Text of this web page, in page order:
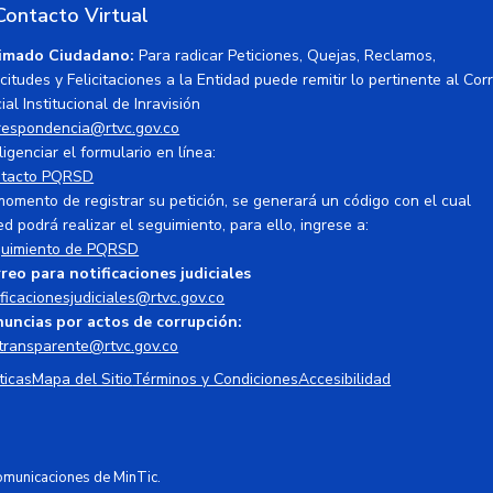
Virtual
Ciudadano: Para radicar Peticiones, Quejas, Reclamos,
y Felicitaciones a la Entidad puede remitir lo pertinente al
Institucional de Inravisión
el formulario en línea:
PQRSD
de registrar su petición, se generará un código con el cual
podrá realizar el seguimiento, para ello, ingrese a:
de PQRSD
para notificaciones judiciales
por actos de corrupción:
Mapa del SitioTérminos y CondicionesAccesibilidad
de MinTic.